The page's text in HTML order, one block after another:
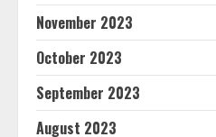
November 2023
October 2023
September 2023
August 2023